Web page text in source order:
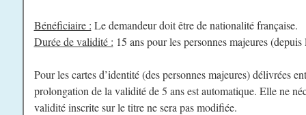
Bénéficiaire : Le demandeur doit être de nationalité française.
Durée de validité : 15 ans pour les personnes majeures
Pour les cartes d’identité (des personnes majeures) délivrées
prolongation de la validité de 5 ans est automatique. Elle ne
validité inscrite sur le titre ne sera pas modifiée.